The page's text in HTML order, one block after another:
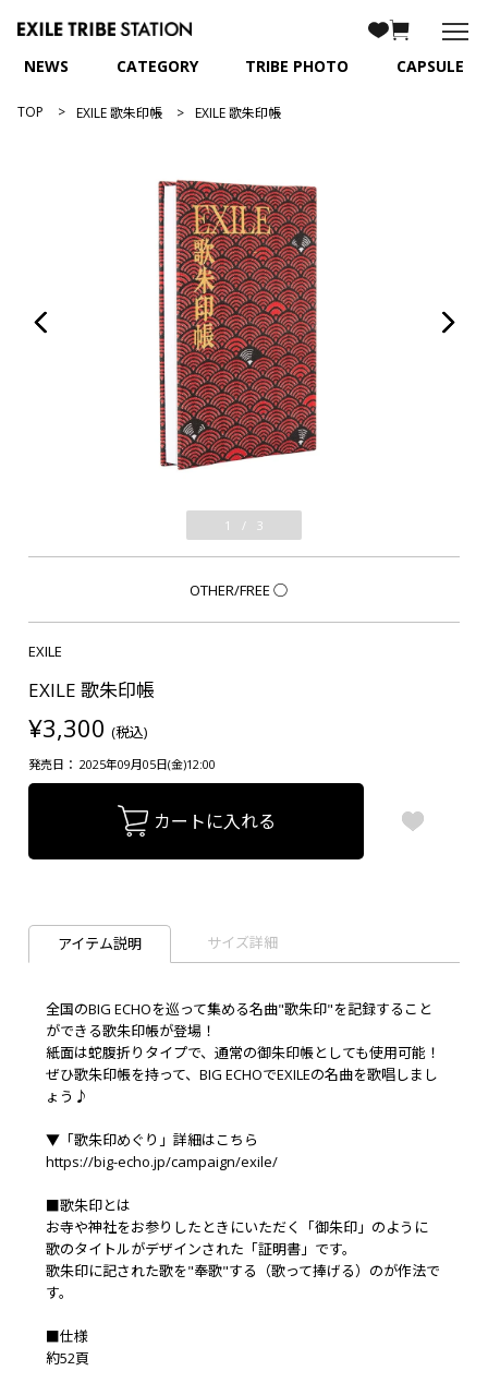
NEWS CATEGORY TRIBE PHOTO CAPSULE
TOP EXILE 歌朱印帳 EXILE 歌朱印帳
1 / 3
OTHER/FREE ○
EXILE
EXILE 歌朱印帳
¥3,300 (税込)
発売日： 2025年09月05日(金)12:00
カートに入れる
アイテム説明 サイズ詳細
全国のBIG ECHOを巡って集める名曲"歌朱印"を記録すること
ができる歌朱印帳が登場！
紙面は蛇腹折りタイプで、通常の御朱印帳としても使用可能！
ぜひ歌朱印帳を持って、BIG ECHOでEXILEの名曲を歌唱しまし
ょう♪
▼「歌朱印めぐり」詳細はこちら
https://big-echo.jp/campaign/exile/
■歌朱印とは
お寺や神社をお参りしたときにいただく「御朱印」のように
歌のタイトルがデザインされた「証明書」です。
歌朱印に記された歌を"奉歌"する（歌って捧げる）のが作法で
す。
■仕様
約52頁